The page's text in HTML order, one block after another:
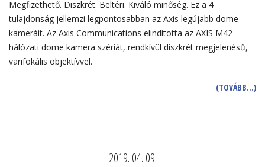
Megfizethető. Diszkrét. Beltéri. Kiváló minőség. Ez a 4
tulajdonság jellemzi legpontosabban az Axis legújabb dome
kameráit. Az Axis Communications elindította az AXIS M42
hálózati dome kamera szériát, rendkívül diszkrét megjelenésű,
varifokális objektívvel.
(TOVÁBB…)
2019. 04. 09.